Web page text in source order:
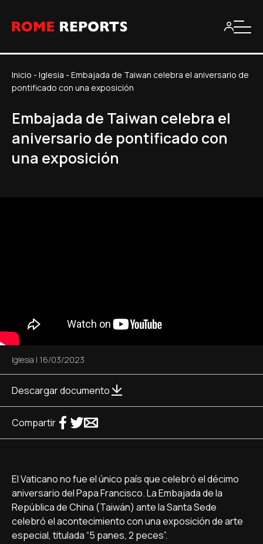
Inicio - Iglesia - Embajada de Taiwan celebra el aniversario de
pontificado con una exposición
Embajada de Taiwan celebra el
aniversario de pontificado con
una exposición
Iglesia | 16/03/2023
Descargar documento
Compartir
El Vaticano no fue el único país que celebró el décimo
aniversario del Papa Francisco. La Embajada de la
República de China (Taiwán) ante la Santa Sede
celebró el acontecimiento con una exposición de arte
especial, titulada “5 panes, 2 peces”.